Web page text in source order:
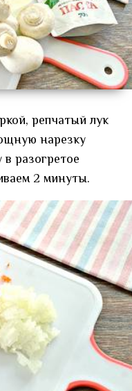
репчатый лук
нарезку
разогретое
2 минуты.